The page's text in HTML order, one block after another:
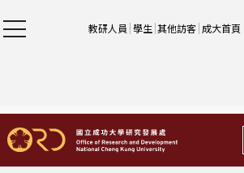
教研人員 學生 其他訪客 成大首頁